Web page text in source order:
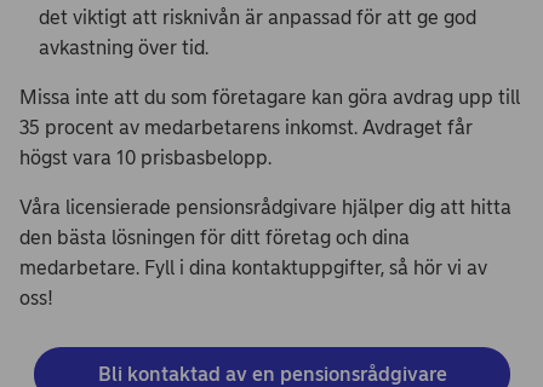
det viktigt att risknivån är anpassad för att ge god
avkastning över tid.
Missa inte att du som företagare kan göra avdrag upp till
35 procent av medarbetarens inkomst. Avdraget får
högst vara 10 prisbasbelopp.
Våra licensierade pensionsrådgivare hjälper dig att hitta
den bästa lösningen för ditt företag och dina
medarbetare. Fyll i dina kontaktuppgifter, så hör vi av
oss!
Bli kontaktad av en pensionsrådgivare